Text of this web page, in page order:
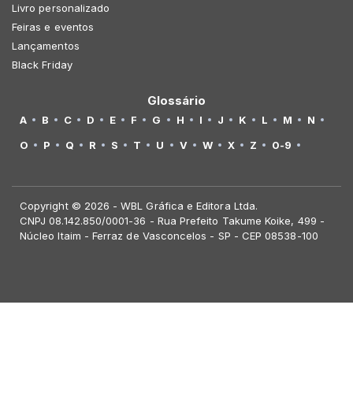
Livro personalizado
Feiras e eventos
Lançamentos
Black Friday
Glossário
A B C D E F G H I J K L M
N
O
P Q R S T U V W X Z 0-9
Copyright © 2026 - WBL Gráfica e Editora Ltda.
CNPJ 08.142.850/0001-36 - Rua Prefeito Takume Koike, 499 -
Núcleo Itaim - Ferraz de Vasconcelos - SP - CEP 08538-100